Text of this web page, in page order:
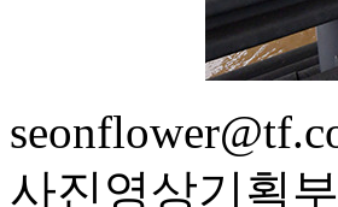
사진영상기획